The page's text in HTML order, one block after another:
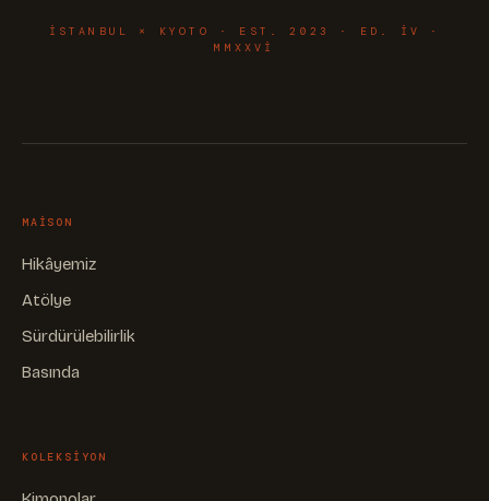
ISTANBUL × KYOTO · EST. 2023 · ED. IV ·
MMXXVI
MAISON
Hikâyemiz
Atölye
Sürdürülebilirlik
Basında
KOLEKSIYON